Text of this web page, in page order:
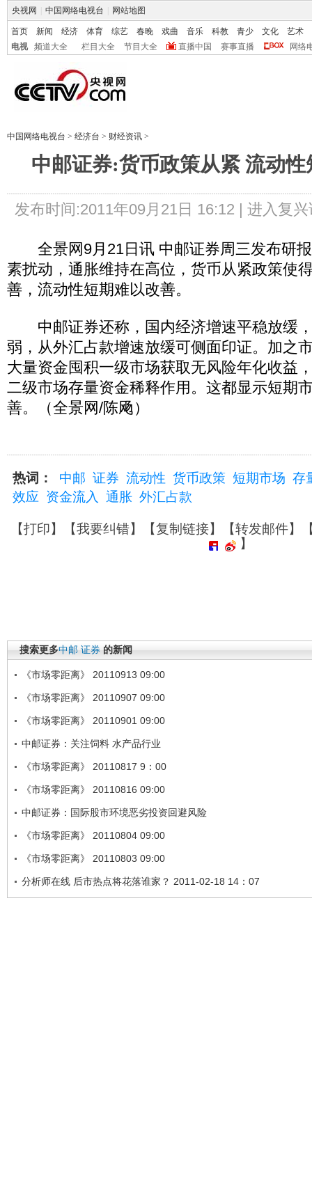
央视网 中国网络电视台 网站地图
首页 新闻 经济 体育 综艺 春晚 戏曲 音乐 科教 青少 文化
艺术
电视
频道大全 栏目大全 节目大全 直播中国 赛事直播 网络
中国网络电视台 > 经济台 > 财经资讯 >
中邮证券:货币政策从紧 流动
发布时间:2011年09月21日 16:12 | 进入复兴
全景网9月21日讯 中邮证券周三发布研报
素扰动，通胀维持在高位，货币从紧政策使
善，流动性短期难以改善。
中邮证券还称，国内经济增速平稳放缓
弱，从外汇占款增速放缓可侧面印证。加之
大量资金囤积一级市场获取无风险年化收益
二级市场存量资金稀释作用。这都显示短期
善。（全景网/陈飏）
热词： 中邮 证券 流动性 货币政策 短期市场 存
效应 资金流入 通胀 外汇占款
【打印】【我要纠错】【复制链接】【转发邮件】
】
搜索更多中邮 证券 的新闻
《市场零距离》 20110913 09:00
《市场零距离》 20110907 09:00
《市场零距离》 20110901 09:00
中邮证券：关注饲料 水产品行业
《市场零距离》 20110817 9：00
《市场零距离》 20110816 09:00
中邮证券：国际股市环境恶劣投资回避风险
《市场零距离》 20110804 09:00
《市场零距离》 20110803 09:00
分析师在线 后市热点将花落谁家？ 2011-02-18 14：07